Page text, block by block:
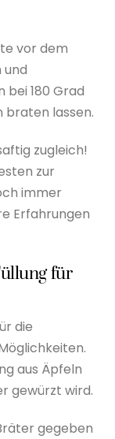
vor dem
und
180 Grad
braten lassen.
zugleich!
zur
immer
Erfahrungen
für
die
aus Äpfeln
gewürzt wird.
gegeben